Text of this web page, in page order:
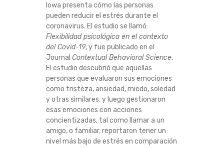
Iowa presenta cómo las personas
pueden reducir el estrés durante el
coronavirus. El estudio se llamó:
Flexibilidad psicológica en el contexto
del Covid-19, y fue publicado en el
Journal Contextual Behavioral Science.
El estudio descubrió que aquellas
personas que evaluaron sus emociones
como tristeza, ansiedad, miedo, soledad
y otras similares, y luego gestionaron
esas emociones con acciones
concientizadas, tal como llamar a un
amigo, o familiar, reportaron tener un
nivel más bajo de estrés en comparación